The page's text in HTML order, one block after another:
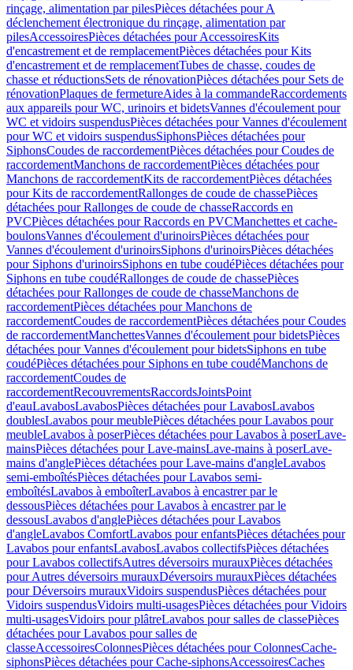
rinçage, alimentation par pilesPièces détachées pour A
déclenchement électronique du rinçage, alimentation par
pilesAccessoiresPièces détachées pour AccessoiresKits
d'encastrement et de remplacementPièces détachées pour Kits
d'encastrement et de remplacementTubes de chasse, coudes de
chasse et réductionsSets de rénovationPièces détachées pour Sets de
rénovationPlaques de fermetureAides à la commandeRaccordements
aux appareils pour WC, urinoirs et bidetsVannes d'écoulement pour
WC et vidoirs suspendusPièces détachées pour Vannes d'écoulement
pour WC et vidoirs suspendusSiphonsPièces détachées pour
SiphonsCoudes de raccordementPièces détachées pour Coudes de
raccordementManchons de raccordementPièces détachées pour
Manchons de raccordementKits de raccordementPièces détachées
pour Kits de raccordementRallonges de coude de chassePièces
détachées pour Rallonges de coude de chasseRaccords en
PVCPièces détachées pour Raccords en PVCManchettes et cache-
boulonsVannes d'écoulement d'urinoirsPièces détachées pour
Vannes d'écoulement d'urinoirsSiphons d'urinoirsPièces détachées
pour Siphons d'urinoirsSiphons en tube coudéPièces détachées pour
Siphons en tube coudéRallonges de coude de chassePièces
détachées pour Rallonges de coude de chasseManchons de
raccordementPièces détachées pour Manchons de
raccordementCoudes de raccordementPièces détachées pour Coudes
de raccordementManchettesVannes d'écoulement pour bidetsPièces
détachées pour Vannes d'écoulement pour bidetsSiphons en tube
coudéPièces détachées pour Siphons en tube coudéManchons de
raccordementCoudes de
raccordementRecouvrementsRaccordsJointsPoint
d'eauLavabosLavabosPièces détachées pour LavabosLavabos
doublesLavabos pour meublePièces détachées pour Lavabos pour
meubleLavabos à poserPièces détachées pour Lavabos à poserLave-
mainsPièces détachées pour Lave-mainsLave-mains à poserLave-
mains d'anglePièces détachées pour Lave-mains d'angleLavabos
semi-emboîtésPièces détachées pour Lavabos semi-
emboîtésLavabos à emboîterLavabos à encastrer par le
dessousPièces détachées pour Lavabos à encastrer par le
dessousLavabos d'anglePièces détachées pour Lavabos
d'angleLavabos ComfortLavabos pour enfantsPièces détachées pour
Lavabos pour enfantsLavabosLavabos collectifsPièces détachées
pour Lavabos collectifsAutres déversoirs murauxPièces détachées
pour Autres déversoirs murauxDéversoirs murauxPièces détachées
pour Déversoirs murauxVidoirs suspendusPièces détachées pour
Vidoirs suspendusVidoirs multi-usagesPièces détachées pour Vidoirs
multi-usagesVidoirs pour plâtreLavabos pour salles de classePièces
détachées pour Lavabos pour salles de
classeAccessoiresColonnesPièces détachées pour ColonnesCache-
siphonsPièces détachées pour Cache-siphonsAccessoiresCaches